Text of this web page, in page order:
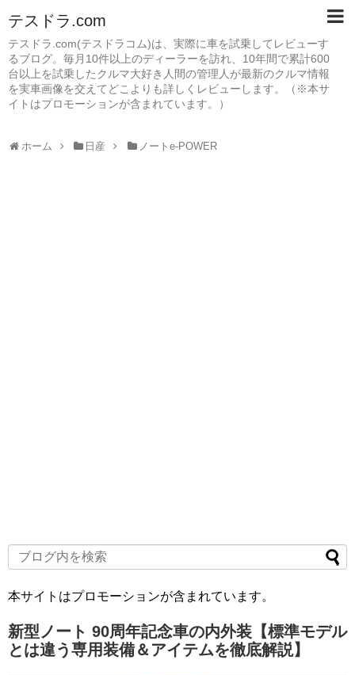
テスドラ.com
テスドラ.com(テスドラコム)は、実際に車を試乗してレビューす
るブログ。毎月10件以上のディーラーを訪れ、10年間で累計600
台以上を試乗したクルマ大好き人間の管理人が最新のクルマ情報
を実車画像を交えてどこよりも詳しくレビューします。（※本サ
イトはプロモーションが含まれています。）
ホーム 日産 ノートe-POWER
本サイトはプロモーションが含まれています。
新型ノート 90周年記念車の内外装【標準モデル
とは違う専用装備＆アイテムを徹底解説】